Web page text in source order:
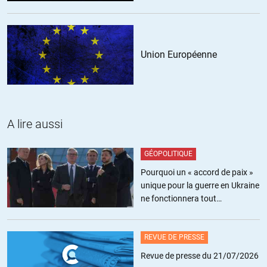
« Je n’ai pas compris le point commun avec la manif pour tous
que vous faites ? »
Des convergences sociologiques (et donc, idéologiques)?
Perret
Vous pensez que ceux qui suivaient la Manif pour Tous sont
idéologiquement liés au Grand Orient du Brésil (reliée à la FM
anglo-saxonne, c’est une obédience, à l’origine militaire, fondée
par le Maréchal de Caxias et qui structure la droite libérale
brésilienne ainsi que la gauche du même tonneau) ? Je suis
+3
Union Européenne
A lire aussi
GÉOPOLITIQUE
Pourquoi un « accord de paix »
unique pour la guerre en Ukraine
ne fonctionnera tout
REVUE DE PRESSE
Revue de presse du 21/07/2026